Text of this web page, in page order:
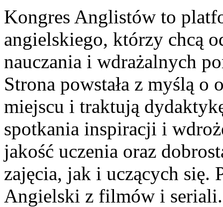
Kongres Anglistów to
angielskiego, którzy chcą
nauczania i wdrażalnych
Strona powstała z myślą o
miejscu i traktują
spotkania inspiracji i
jakość uczenia oraz
zajęcia, jak i uczących
Angielski z filmów i